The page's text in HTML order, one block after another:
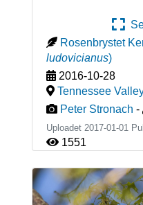
Rosenbrystet
ludovicianus)
2016-10-28
Tennessee
Peter Stronach -
Uploadet 2017-01-01
1551